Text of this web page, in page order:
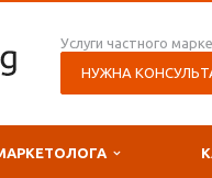
Услуги частного
НУЖНА